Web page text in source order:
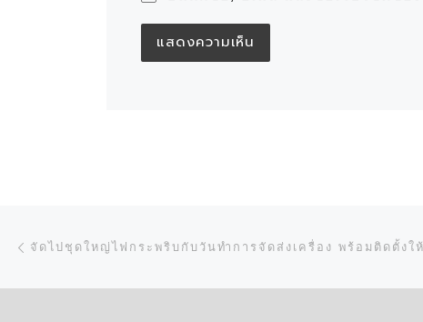
การนำทางของเรื่อง
จัดไปชุดใหญ่ไฟกระพริบกับวันทำการจัดส่งเครื่อง พร้อมติดตั้งใ